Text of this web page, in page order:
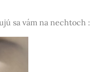
sa vám na nechtoch :